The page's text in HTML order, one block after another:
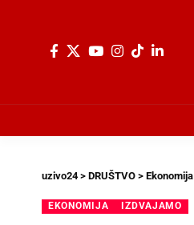
uzivo24> DRUŠTVO > Ekonomija
EKONOMIJA IZDVAJAMO